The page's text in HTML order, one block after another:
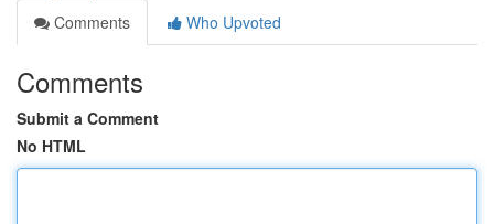
Comments
Who Upvoted
Comments
Submit a Comment
No HTML